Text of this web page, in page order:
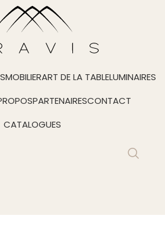
MOBILIERART DE LA TABLELUMINAIRES
PARTENAIRESCONTACT
CATALOGUES